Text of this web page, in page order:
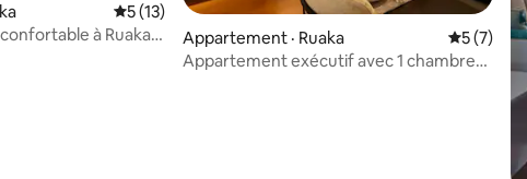
Note moyenne de 5 sur 5, 13 commentaires
5 (13)
à Ruaka
Appartement · Ruaka Note
5 (7)
Appartement exécutif avec 1 chambre